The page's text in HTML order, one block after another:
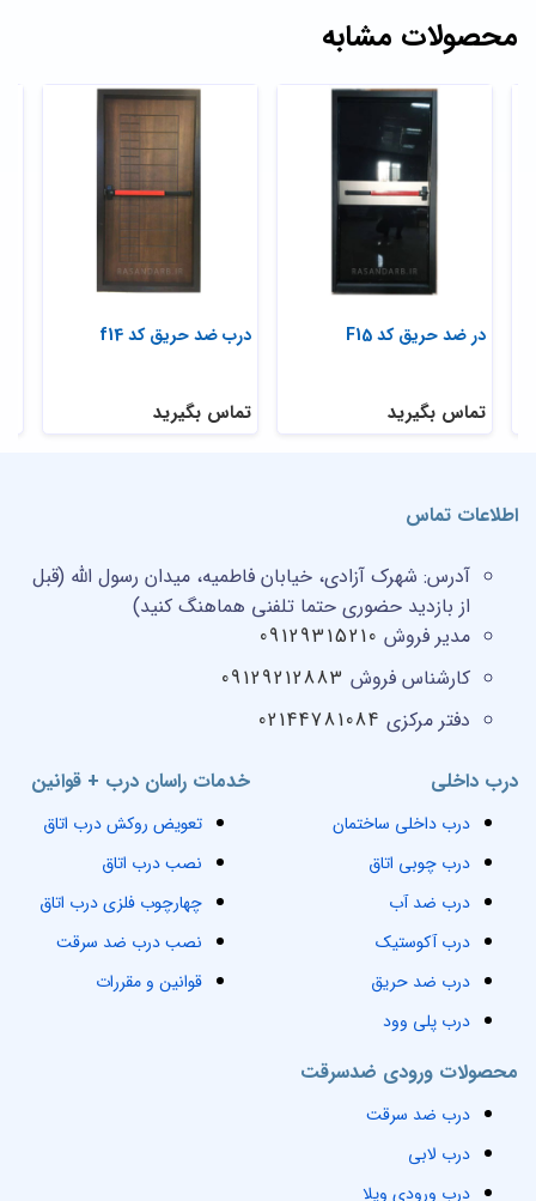
محصولات مشابه
درب ضد حریق کد f14
تماس بگیرید
در ضد حریق کد F15
تماس بگیرید
خدمات راسان درب + قوانین
تعویض روکش درب اتاق
نصب درب اتاق
چهارچوب فلزی درب اتاق
نصب درب ضد سرقت
قوانین و مقررات
محصولات ورودی ضدسرقت
درب ضد سرقت
درب لابی
درب ورودی ویلا
درب داخلی
درب داخلی ساختمان
درب چوبی اتاق
درب ضد آب
درب آکوستیک
درب ضد حریق
درب پلی وود
اطلاعات تماس
آدرس: شهرک آزادی، خیابان فاطمیه، میدان رسول الله (قبل
از بازدید حضوری حتما تلفنی هماهنگ کنید)
مدیر فروش 09129315210
کارشناس فروش 09129212883
دفتر مرکزی 02144781084